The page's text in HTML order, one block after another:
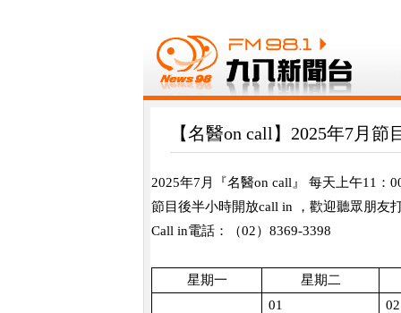
【名醫on call】2025年7月節
2025年7 月『名醫on call 』 每天上午11 ：
節目後半小時開放call in
，歡迎聽眾朋友
Call in電話：（02） 8369-3398
星期一
星期二
01
02